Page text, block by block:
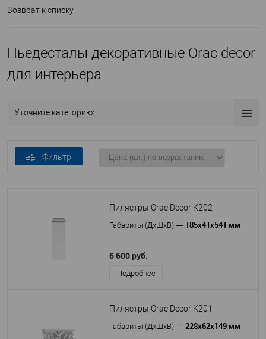
Возврат к списку
Пьедесталы декоративные Orac decor
для интерьера
Уточните категорию:
Фильтр
Пилястры Orac Decor K202
Габариты (ДхШхВ) — 185х41х541 мм
6 600 руб.
Подробнее
Пилястры Orac Decor K201
Габариты (ДхШхВ) — 228х62х149 мм